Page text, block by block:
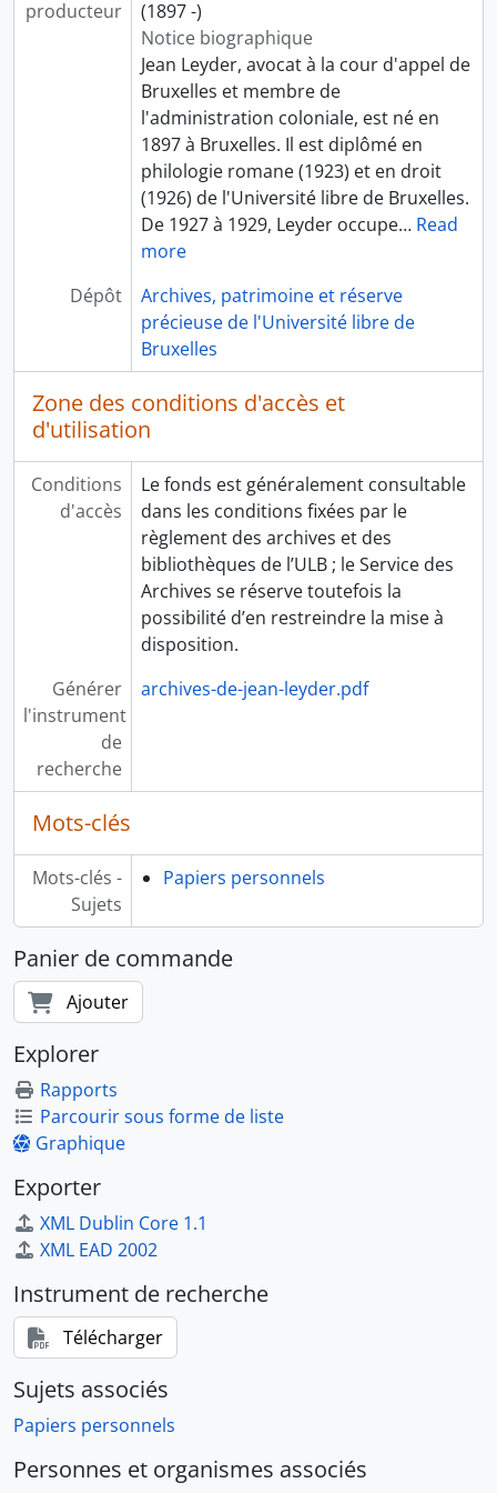
27 - Documents relatifs aux œuvres charitables
28 - Correspondance divers
29 - Bulletin périodique de la Banque Belgo-néerlandaise d’Outre-mer
producteur
(1897 -)
Notice biographique
Jean Leyder, avocat à la cour d'appel de
Bruxelles et membre de
l'administration coloniale, est né en
1897 à Bruxelles. Il est diplômé en
philologie romane (1923) et en droit
(1926) de l'Université libre de Bruxelles.
De 1927 à 1929, Leyder occupe… Read
more
Dépôt
Archives, patrimoine et réserve
précieuse de l'Université libre de
Bruxelles
Zone des conditions d'accès et
d'utilisation
Conditions
d'accès
Le fonds est généralement consultable
dans les conditions fixées par le
règlement des archives et des
bibliothèques de l’ULB ; le Service des
Archives se réserve toutefois la
possibilité d’en restreindre la mise à
disposition.
Générer
l'instrument
de
recherche
archives-de-jean-leyder.pdf
Mots-clés
Mots-clés -
Sujets
Papiers personnels
Panier de commande
Ajouter
Explorer
Rapports
Parcourir sous forme de liste
Graphique
Exporter
XML Dublin Core 1.1
XML EAD 2002
Instrument de recherche
Télécharger
Sujets associés
Papiers personnels
Personnes et organismes associés